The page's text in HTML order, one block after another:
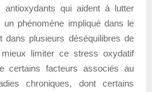
qui aident à lutter
phénomène impliqué dans le
dans plusieurs déséquilibres de
mieux limiter ce stress oxydatif
certains facteurs associés au
chroniques, dont certains